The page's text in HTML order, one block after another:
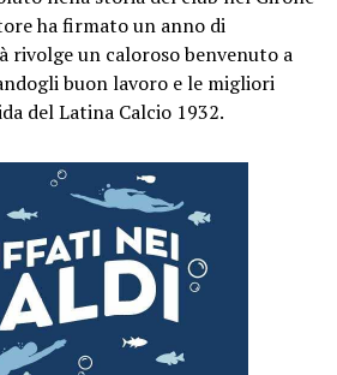
ha firmato un anno di
rivolge un caloroso benvenuto a
buon lavoro e le migliori
del Latina Calcio 1932.